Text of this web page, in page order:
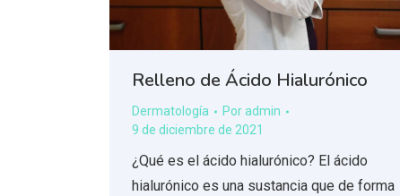
Relleno de Ácido Hialurónico
Dermatología Poradmin
9 de diciembre de 2021
¿Qué es el ácido hialurónico? El ácido
hialurónico es una sustancia que de forma